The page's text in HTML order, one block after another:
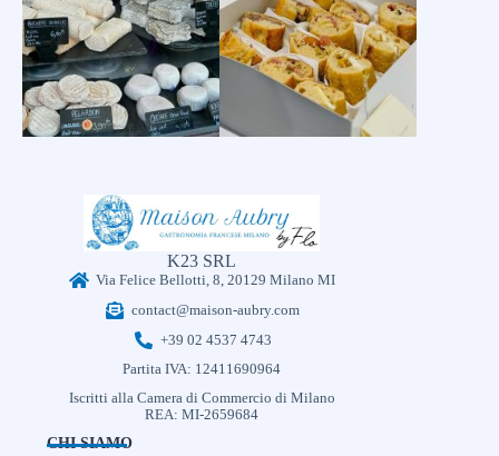
K23 SRL
Via Felice Bellotti, 8, 20129 Milano MI
contact@maison-aubry.com
+39 02 4537 4743
Partita IVA: 12411690964
Iscritti alla Camera di Commercio di Milano
REA: MI-2659684
CHI SIAMO